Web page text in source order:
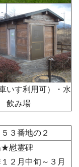
いす利用可）・水
飲み場
３番地の２
慰霊碑
２月中旬～３月